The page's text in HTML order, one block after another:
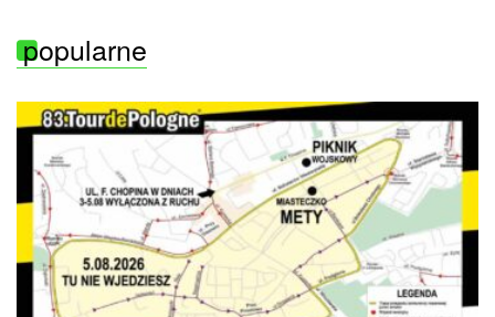
popularne